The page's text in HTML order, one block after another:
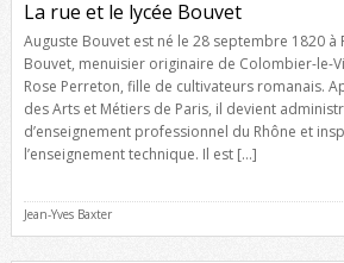
La rue et le lycée Bouvet
Auguste Bouvet est né le 28 septembre 1820 à
Bouvet, menuisier originaire de Colombier-le-
Rose Perreton, fille de cultivateurs romanais.
des Arts et Métiers de Paris, il devient
d’enseignement professionnel du Rhône et
l’enseignement technique. Il est […]
Jean-Yves Baxter